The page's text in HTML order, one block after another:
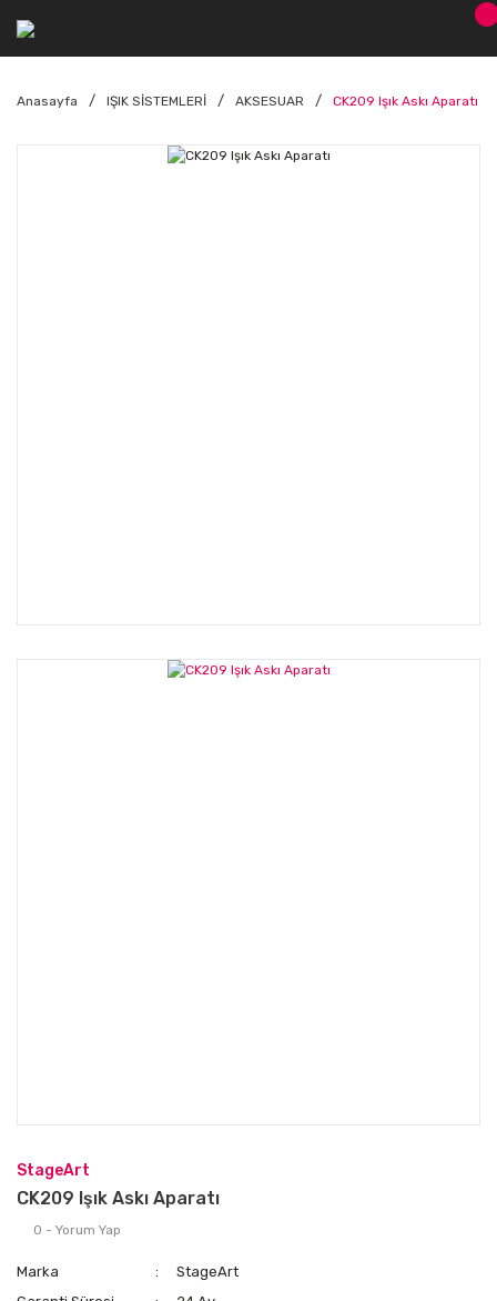
Anasayfa IŞIK SİSTEMLERİ AKSESUAR CK209 Işık Askı Aparatı
StageArt
CK209 Işık Askı Aparatı
0 - Yorum Yap
Marka
StageArt